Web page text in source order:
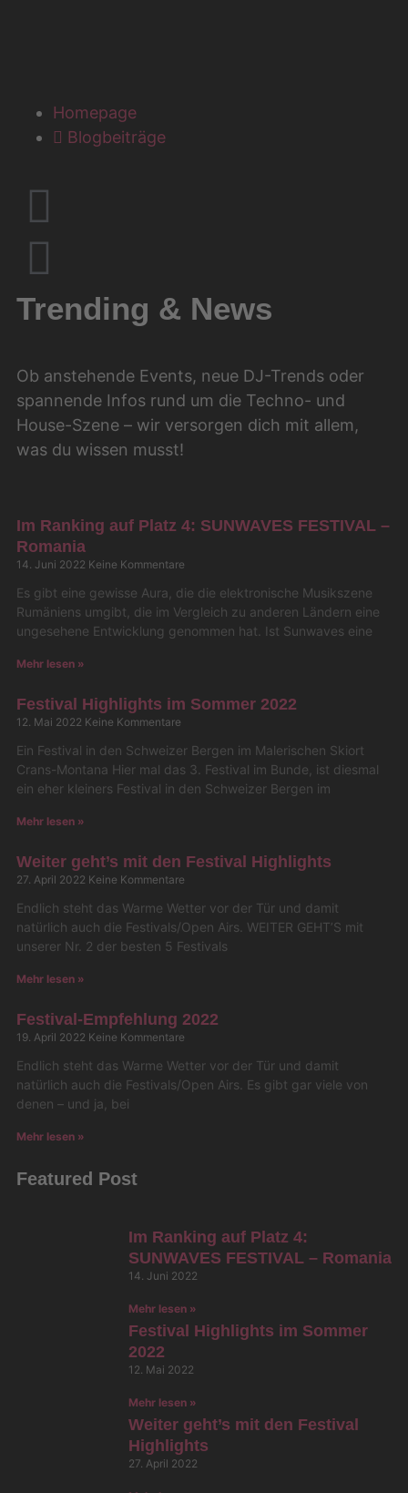
Homepage
Blogbeiträge
Trending & News
Ob anstehende Events, neue DJ-Trends oder
spannende Infos rund um die Techno- und
House-Szene – wir versorgen dich mit allem,
was du wissen musst!
Im Ranking auf Platz 4: SUNWAVES FESTIVAL –
Romania
14. Juni 2022 Keine Kommentare
Es gibt eine gewisse Aura, die die elektronische Musikszene
Rumäniens umgibt, die im Vergleich zu anderen Ländern eine
ungesehene Entwicklung genommen hat. Ist Sunwaves eine
Mehr lesen »
Festival Highlights im Sommer 2022
12. Mai 2022 Keine Kommentare
Ein Festival in den Schweizer Bergen im Malerischen Skiort
Crans-Montana Hier mal das 3. Festival im Bunde, ist diesmal
ein eher kleiners Festival in den Schweizer Bergen im
Mehr lesen »
Weiter geht’s mit den Festival Highlights
27. April 2022 Keine Kommentare
Endlich steht das Warme Wetter vor der Tür und damit
natürlich auch die Festivals/Open Airs. WEITER GEHT’S mit
unserer Nr. 2 der besten 5 Festivals
Mehr lesen »
Festival-Empfehlung 2022
19. April 2022 Keine Kommentare
Endlich steht das Warme Wetter vor der Tür und damit
natürlich auch die Festivals/Open Airs. Es gibt gar viele von
denen – und ja, bei
Mehr lesen »
Featured Post
Im Ranking auf Platz 4:
SUNWAVES FESTIVAL – Romania
14. Juni 2022
Mehr lesen »
Festival Highlights im Sommer
2022
12. Mai 2022
Mehr lesen »
Weiter geht’s mit den Festival
Highlights
27. April 2022